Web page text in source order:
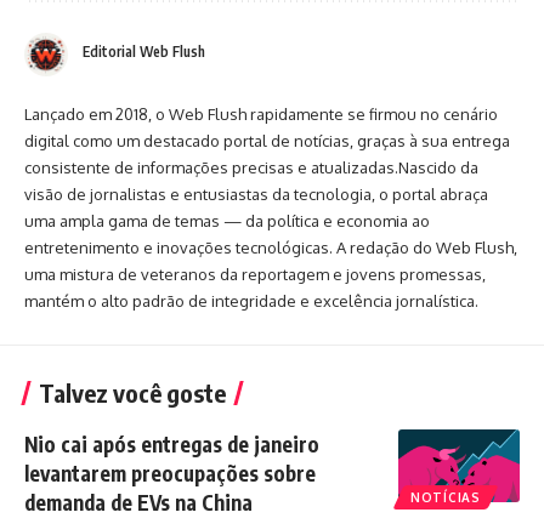
Editorial Web Flush
Lançado em 2018, o Web Flush rapidamente se firmou no cenário
digital como um destacado portal de notícias, graças à sua entrega
consistente de informações precisas e atualizadas.Nascido da
visão de jornalistas e entusiastas da tecnologia, o portal abraça
uma ampla gama de temas — da política e economia ao
entretenimento e inovações tecnológicas. A redação do Web Flush,
uma mistura de veteranos da reportagem e jovens promessas,
mantém o alto padrão de integridade e excelência jornalística.
Talvez você goste
NOTÍCIAS
Nio cai após entregas de janeiro
levantarem preocupações sobre
demanda de EVs na China